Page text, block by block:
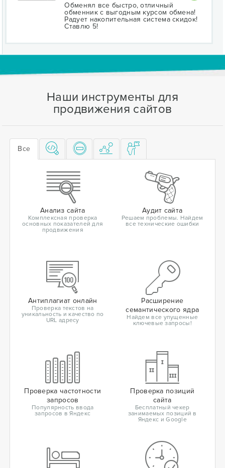
Обменял все быстро, отличный
обменник с выгодным курсом обмена!
Радует накопительная система скидок!
Ставлю 5!
Наши инструменты для
продвижения сайтов
Все
Анализ сайта
Комплексная проверка
основных показателей для
продвижения
Аудит сайта
Решаем проблемы. Найдем
все технические ошибки
Антиплагиат онлайн
Проверка текстов на
уникальность и качество по
URL адресу
Расширение
семантического ядра
Найдем все упущенные
ключевые запросы!
Проверка частотности
запросов
Популярность ввода
запросов в Яндекс
Проверка позиций
сайта
Бесплатный чекер
занимаемых позиций в
Яндекс и Google